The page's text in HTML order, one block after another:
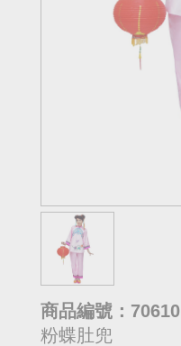
商品編號：70610
粉蝶肚兜